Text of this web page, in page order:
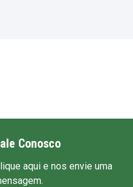
Conosco
aqui e nos envie uma